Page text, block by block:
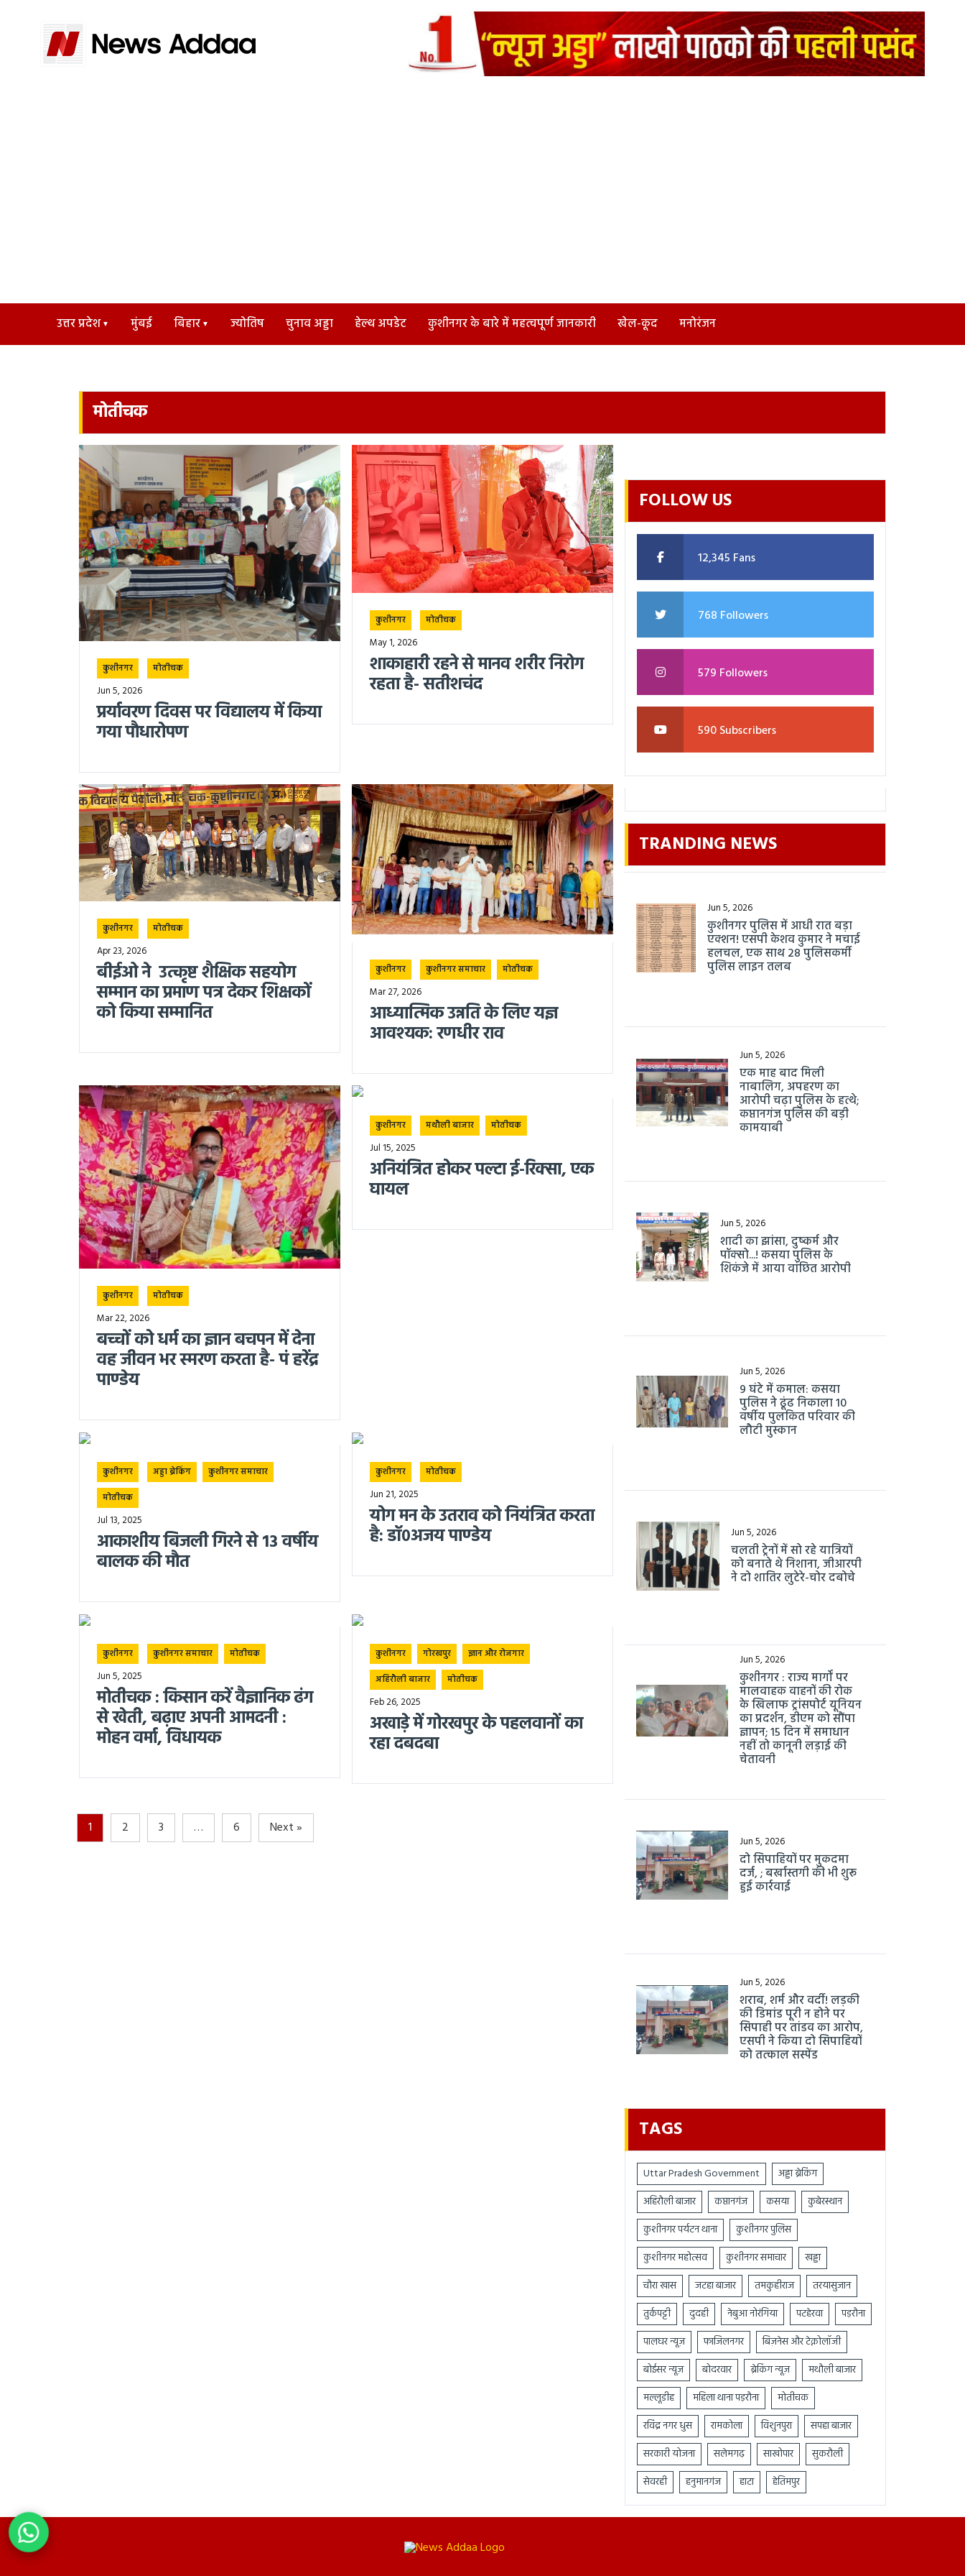
उत्तर प्रदेश मुंबई बिहार ज्योतिष चुनाव अड्डा हेल्थ अपडेट कुशीनगर के बारे में महत्वपूर्ण जानकारी खेल-कूद मनोरंजन
मोतीचक
कुशीनगर मोतीचक
Jun 5, 2026
प्रर्यावरण दिवस पर विद्यालय में किया
गया पौधारोपण
कुशीनगर मोतीचक
May 1, 2026
शाकाहारी रहने से मानव शरीर निरोग
रहता है- सतीशचंद
कुशीनगर मोतीचक
Apr 23, 2026
बीईओ ने उत्कृष्ट शैक्षिक सहयोग
सम्मान का प्रमाण पत्र देकर शिक्षकों
को किया सम्मानित
कुशीनगर कुशीनगर समाचार मोतीचक
Mar 27, 2026
आध्यात्मिक उन्नति के लिए यज्ञ
आवश्यक: रणधीर राव
कुशीनगर मोतीचक
Mar 22, 2026
बच्चों को धर्म का ज्ञान बचपन में देना
वह जीवन भर स्मरण करता है- पं हरेंद्र
पाण्डेय
कुशीनगर मथौली बाजार मोतीचक
Jul 15, 2025
अनियंत्रित होकर पल्टा ई-रिक्सा, एक
घायल
कुशीनगर अड्डा ब्रेकिंग
कुशीनगर समाचार
मोतीचक
Jul 13, 2025
आकाशीय बिजली गिरने से 13 वर्षीय
बालक की मौत
कुशीनगर मोतीचक
Jun 21, 2025
योग मन के उतराव को नियंत्रित करता
है: डॉ०अजय पाण्डेय
कुशीनगर कुशीनगर समाचार मोतीचक
Jun 5, 2025
मोतीचक : किसान करें वैज्ञानिक ढंग
से खेती, बढ़ाए अपनी आमदनी :
मोहन वर्मा, विधायक
कुशीनगर गोरखपुर
ज्ञान और रोजगार
अहिरौली बाजार
मोतीचक
Feb 26, 2025
अखाड़े में गोरखपुर के पहलवानों का
रहा दबदबा
1 2 3 … 6 Next »
FOLLOW US
12,345 Fans
768 Followers
579 Followers
590 Subscribers
TRANDING NEWS
Jun 5, 2026
कुशीनगर पुलिस में आधी रात बड़ा
एक्शन! एसपी केशव कुमार ने मचाई
हलचल, एक साथ 28 पुलिसकर्मी
पुलिस लाइन तलब
Jun 5, 2026
एक माह बाद मिली
नाबालिग, अपहरण का
आरोपी चढ़ा पुलिस के हत्थे;
कप्तानगंज पुलिस की बड़ी
कामयाबी
Jun 5, 2026
शादी का झांसा, दुष्कर्म और
पॉक्सो...! कसया पुलिस के
शिकंजे में आया वांछित आरोपी
Jun 5, 2026
9 घंटे में कमाल: कसया
पुलिस ने ढूंढ निकाला 10
वर्षीय पुलकित परिवार की
लौटी मुस्कान
Jun 5, 2026
चलती ट्रेनों में सो रहे यात्रियों
को बनाते थे निशाना, जीआरपी
ने दो शातिर लुटेरे-चोर दबोचे
Jun 5, 2026
कुशीनगर : राज्य मार्गों पर
मालवाहक वाहनों की रोक
के खिलाफ ट्रांसपोर्ट यूनियन
का प्रदर्शन, डीएम को सौंपा
ज्ञापन; 15 दिन में समाधान
नहीं तो कानूनी लड़ाई की
चेतावनी
Jun 5, 2026
दो सिपाहियों पर मुकदमा
दर्ज, ; बर्खास्तगी की भी शुरू
हुई कार्रवाई
Jun 5, 2026
शराब, शर्म और वर्दी! लड़की
की डिमांड पूरी न होने पर
सिपाही पर तांडव का आरोप,
एसपी ने किया दो सिपाहियों
को तत्काल सस्पेंड
TAGS
Uttar Pradesh Government
अड्डा ब्रेकिंग
अहिरौली बाजार
कप्तानगंज कसया
कुबेरस्थान
कुशीनगर पर्यटन थाना
कुशीनगर पुलिस
कुशीनगर महोत्सव
कुशीनगर समाचार
खड्डा
चौरा खास
जटहा बाजार तमकुहीराज
तरयासुजान
तुर्कपट्टी
दुदही नेबुआ नोरंगिया पटहेरवा
पड़रौना
पालघर न्यूज़
फाजिलनगर
बिज़नेस और टेक्नोलॉजी
बोईसर न्यूज़
बोदरवार ब्रेकिंग न्यूज़
मथौली बाजार
मल्लूडीह
महिला थाना पड़रौना
मोतीचक
रविंद्र नगर धुस
रामकोला विशुनपुरा
सपहा बाजार
सरकारी योजना
सलेमगढ़ साखोपार
सुकरौली
सेवरही
हनुमानगंज हाटा हेतिमपुर